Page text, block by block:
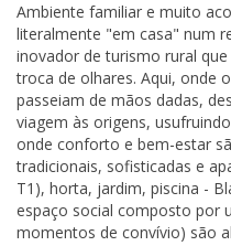
Ambiente familiar e muito
literalmente "em casa" num
inovador de turismo rural
troca de olhares. Aqui, onde
passeiam de mãos dadas,
viagem às origens,
onde conforto e bem-estar
tradicionais, sofisticadas e
T1), horta, jardim, piscina -
espaço social composto por
momentos de convívio) são